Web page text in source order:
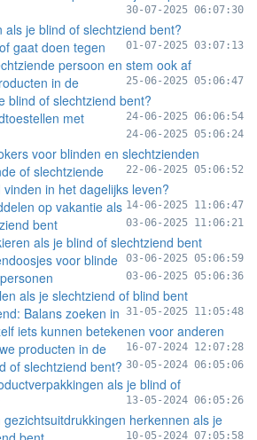
30-07-2025 06:07:30
als je blind of slechtziend bent?
01-07-2025 03:07:13
gaat doen tegen
persoon en stem ook af
25-06-2025 05:06:47
in de
blind of slechtziend bent?
24-06-2025 06:06:54
met
24-06-2025 05:06:24
voor blinden en slechtzienden
22-06-2025 05:06:52
of slechtziende
in het dagelijks leven?
14-06-2025 11:06:47
op vakantie als
bent
03-06-2025 11:06:21
als je blind of slechtziend bent
03-06-2025 05:06:59
voor blinde
03-06-2025 05:06:36
als je slechtziend of blind bent
31-05-2025 11:05:48
Balans zoeken in
iets kunnen betekenen voor anderen
16-07-2024 12:07:28
producten in de
of slechtziend bent? 30-05-2024 06:05:06
als je blind of
13-05-2024 06:05:26
herkennen als je
10-05-2024 07:05:58